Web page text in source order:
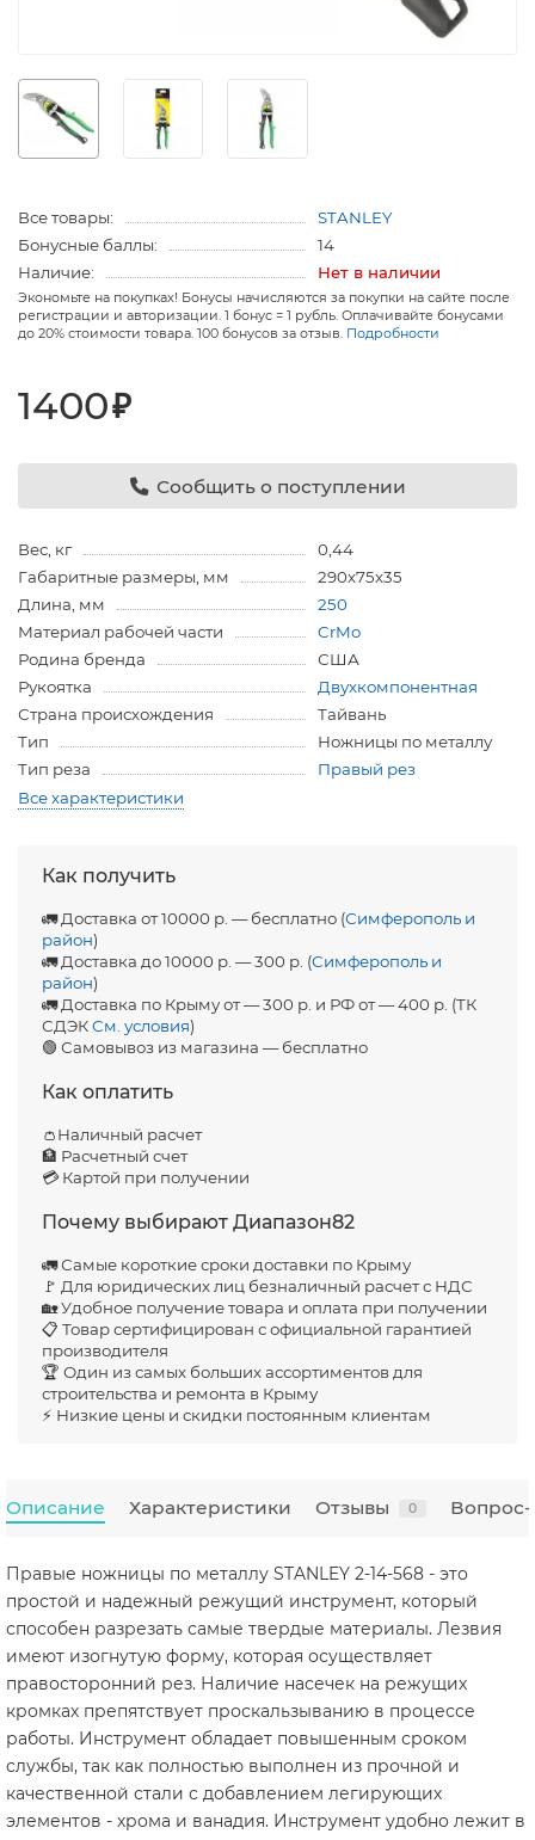
Все товары:
STANLEY
Бонусные баллы:
14
Наличие:
Нет в наличии
Экономьте на покупках! Бонусы начисляются за покупки на сайте после
регистрации и авторизации. 1 бонус = 1 рубль. Оплачивайте бонусами
до 20% стоимости товара. 100 бонусов за отзыв. Подробности
1400₽
Сообщить о поступлении
Вес, кг
0,44
Габаритные размеры, мм
290х75х35
Длина, мм
250
Материал рабочей части
CrMo
Родина бренда
США
Рукоятка
Двухкомпонентная
Страна происхождения
Тайвань
Тип
Ножницы по металлу
Тип реза
Правый рез
Все характеристики
Как получить
🚛 Доставка от 10000 р. — бесплатно (Симферополь и
район)
🚛 Доставка до 10000 р. — 300 р. (Симферополь и
район)
🚛 Доставка по Крыму от — 300 р. и РФ от — 400 р. (ТК
СДЭКСм. условия)
🟢 Самовывоз из магазина — бесплатно
Как оплатить
👛Наличный расчет
🏦 Расчетный счет
💳 Картой при получении
Почему выбирают Диапазон82
🚛 Самые короткие сроки доставки по Крыму
🚩 Для юридических лиц безналичный расчет с НДС
🏡 Удобное получение товара и оплата при получении
📋 Товар сертифицирован с официальной гарантией
производителя
🏆 Один из самых больших ассортиментов для
строительства и ремонта в Крыму
⚡ Низкие цены и скидки постоянным клиентам
Описание Характеристики Отзывы 0 Вопрос-
Правые ножницы по металлу STANLEY 2-14-568 - это
простой и надежный режущий инструмент, который
способен разрезать самые твердые материалы. Лезвия
имеют изогнутую форму, которая осуществляет
правосторонний рез. Наличие насечек на режущих
кромках препятствует проскальзыванию в процессе
работы. Инструмент обладает повышенным сроком
службы, так как полностью выполнен из прочной и
качественной стали с добавлением легирующих
элементов - хрома и ванадия. Инструмент удобно лежит в